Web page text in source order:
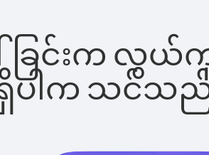
ါ်ခြင်းက လွ
ရှိပါက သင်သ